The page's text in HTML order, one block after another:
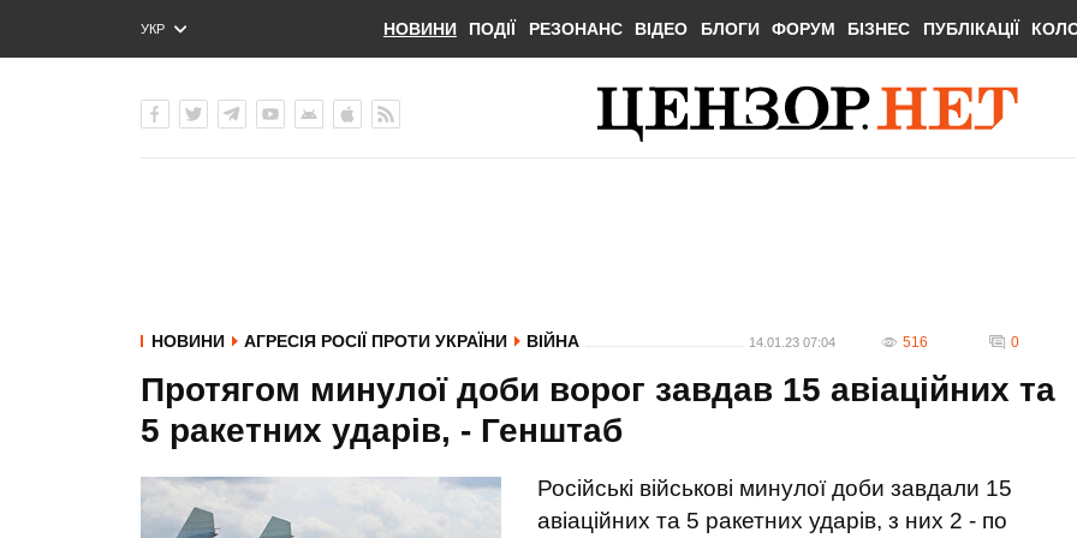
УКР
ENG
НОВИНИ ПОДІЇ РЕЗОНАНС ВІДЕО БЛОГИ ФОРУМ БІЗНЕС ПУБЛІКАЦІЇ
НОВИНИ АГРЕСІЯ РОСІЇ ПРОТИ УКРАЇНИ ВІЙНА 14.01.23 07:04 516 0
Протягом минулої доби ворог завдав 15 авіаційних та
5 ракетних ударів, - Генштаб
Російські військові минулої доби завдали 15
авіаційних та 5 ракетних ударів, з них 2 - по